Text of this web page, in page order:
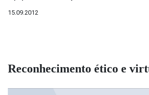
15.09.2012
Reconhecimento ético e